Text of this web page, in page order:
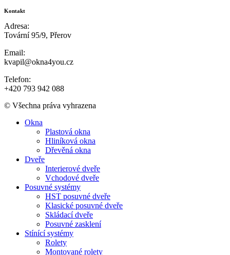
Kontakt
Adresa:
Tovární 95/9, Přerov
Email:
kvapil@okna4you.cz
Telefon:
+420 793 942 088
© Všechna práva vyhrazena
Okna
Plastová okna
Hliníková okna
Dřevěná okna
Dveře
Interierové dveře
Vchodové dveře
Posuvné systémy
HST posuvné dveře
Klasické posuvné dveře
Skládací dveře
Posuvné zasklení
Stínící systémy
Rolety
Montované rolety